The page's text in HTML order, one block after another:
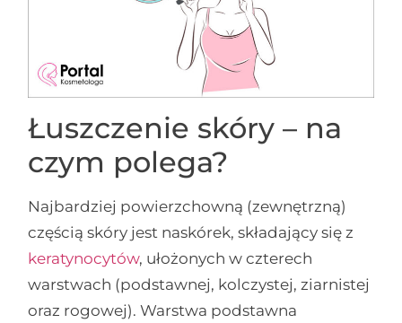
Łuszczenie skóry – na
czym polega?
Najbardziej powierzchowną (zewnętrzną)
częścią skóry jest naskórek, składający się z
keratynocytów, ułożonych w czterech
warstwach (podstawnej, kolczystej, ziarnistej
oraz rogowej). Warstwa podstawna